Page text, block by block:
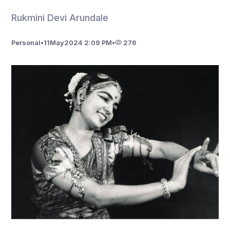
Rukmini Devi Arundale
Personal•11May2024 2:09 PM• 276